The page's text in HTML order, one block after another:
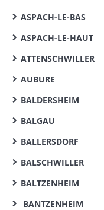
ASPACH-LE-BAS
ASPACH-LE-HAUT
ATTENSCHWILLER
AUBURE
BALDERSHEIM
BALGAU
BALLERSDORF
BALSCHWILLER
BALTZENHEIM
BANTZENHEIM